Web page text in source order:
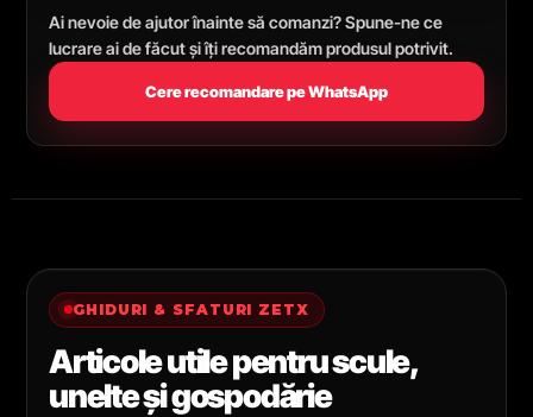
Ai nevoie de ajutor înainte să comanzi? Spune-ne ce
lucrare ai de făcut și îți recomandăm produsul potrivit.
Cere recomandare pe WhatsApp
GHIDURI & SFATURI ZETX
Articole utile pentru scule,
unelte și gospodărie